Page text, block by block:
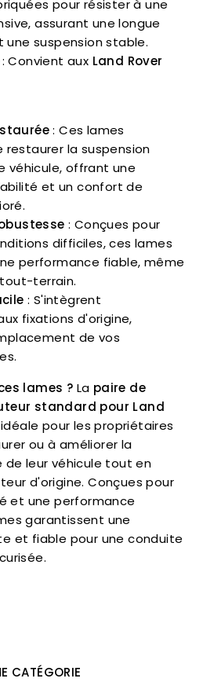
pour résister à une
assurant une longue
une suspension stable.
: Convient aux Land Rover
: Ces lames
la suspension
véhicule, offrant une
et un confort de
: Conçues pour
difficiles, ces lames
performance fiable, même
terrain.
: S'intègrent
fixations d'origine,
de vos
lames ? La paire de
standard pour Land
pour les propriétaires
ou à améliorer la
de leur véhicule tout en
d'origine. Conçues pour
et une performance
garantissent une
et fiable pour une conduite
CATÉGORIE